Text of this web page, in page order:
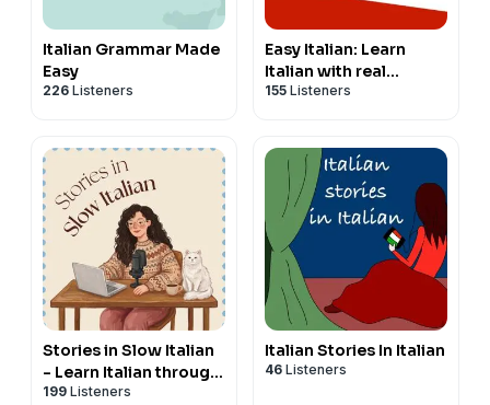
Italian Grammar Made
Easy
226 Listeners
Easy Italian: Learn
Italian with real
conversations |
155 Listeners
Stories in Slow Italian
- Learn Italian through
stories
199 Listeners
Italian Stories In Italian
46 Listeners